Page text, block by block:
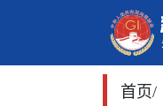
首页/